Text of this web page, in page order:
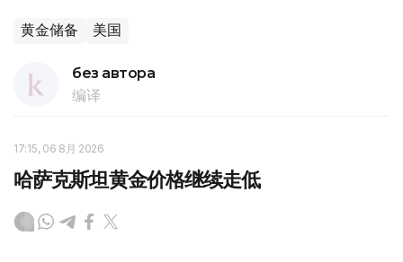
黄金储备 美国
без автора
编译
17:15, 06 8月 2026
哈萨克斯坦黄金价格继续走低